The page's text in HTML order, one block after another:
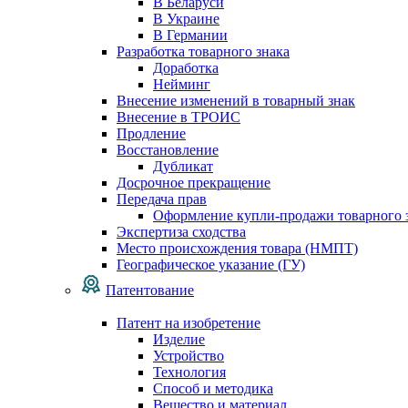
В Украине
В Германии
Разработка товарного знака
Доработка
Нейминг
Внесение изменений в товарный знак
Внесение в ТРОИС
Продление
Восстановление
Дубликат
Досрочное прекращение
Передача прав
Оформление купли-продажи товарного
Экспертиза сходства
Место происхождения товара (НМПТ)
Географическое указание (ГУ)
Патентование
Патент на изобретение
Изделие
Устройство
Технология
Способ и методика
Вещество и материал